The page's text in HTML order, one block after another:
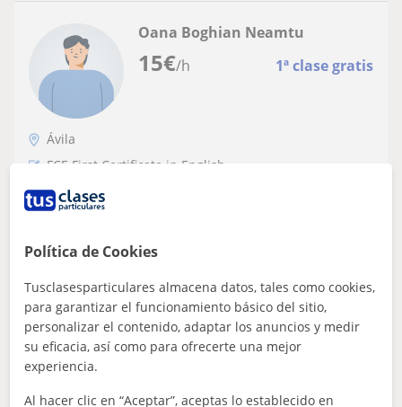
15€/h 1ª clase gratis
Oana Boghian Neamtu
Ávila
FCE First Certificate in English
Doy clases de inglés de preparación
CAE), inglés para adultos, conversación
Profesora titulada Cambridge (CELTA- Course of English
experiencia enseñando inglés. He tra...
Política de Cookies
Tusclasesparticulares almacena datos, tales como cookies,
para garantizar el funcionamiento básico del sitio,
personalizar el contenido, adaptar los anuncios y medir
su eficacia, así como para ofrecerte una mejor
experiencia.
Al hacer clic en “Aceptar”, aceptas lo establecido en